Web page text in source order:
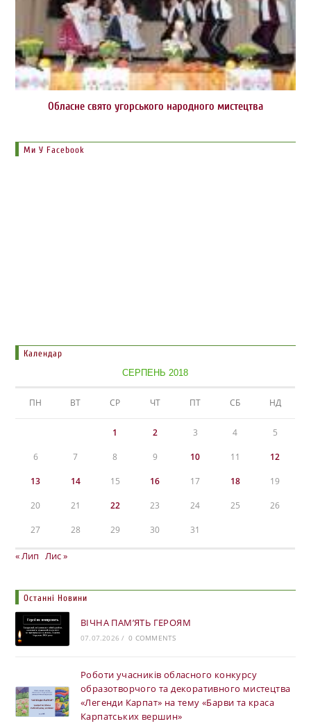
Обласне свято угорського народного мистецтва
Ми У Facebook
Календар
СЕРПЕНЬ 2018
ПН ВТ СР ЧТ ПТ СБ НД
1 2 3 4 5
6 7 8 9 10 11 12
13 14 15 16 17 18 19
20 21 22 23 24 25 26
27 28 29 30 31
« Лип Лис »
Останні Новини
ВІЧНА ПАМ’ЯТЬ ГЕРОЯМ
07.07.2026 / 0 COMMENTS
Роботи учасників обласного конкурсу
образотворчого та декоративного мистецтва
«Легенди Карпат» на тему «Барви та краса
Карпатських вершин»